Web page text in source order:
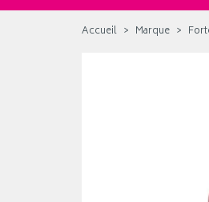
Accueil Marque